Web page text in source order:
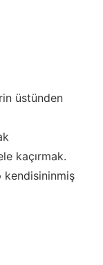
üstünden
kaçırmak.
kendisininmiş